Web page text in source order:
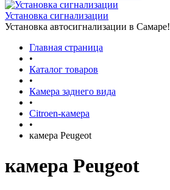
Установка сигнализации
Установка автосигнализации в Самаре!
Главная страница
•
Каталог товаров
•
Камера заднего вида
•
Citroen-камера
•
камера Peugeot
камера Peugeot